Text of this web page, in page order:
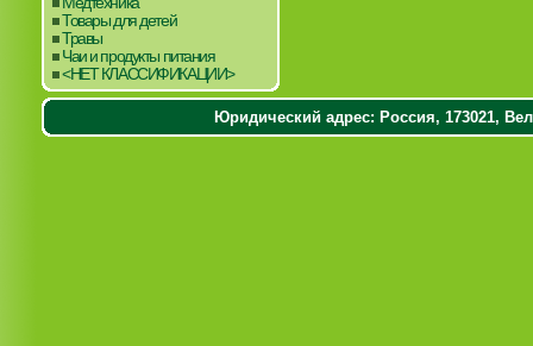
Товары для детей
Травы
Чаи и продукты питания
<НЕТ КЛАССИФИКАЦИИ>
Юридический адрес: Россия, 173021,